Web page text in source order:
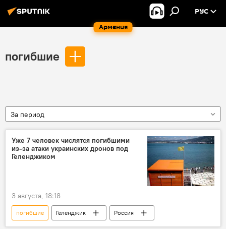
Армения
РУС
погибшие
За период
Уже 7 человек числятся погибшими
из-за атаки украинских дронов под
Геленджиком
3 августа, 18:18
погибшие Геленджик Россия